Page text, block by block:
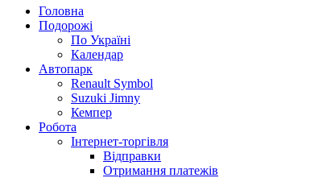
тексту
Головна
Подорожі
По Україні
Календар
Автопарк
Renault Symbol
Suzuki Jimny
Кемпер
Робота
Інтернет-торгівля
Відправки
Отримання платежів